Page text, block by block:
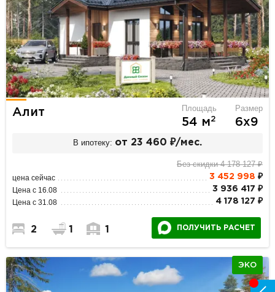
Алит Площадь
54 м2
Размер
6х9
В ипотеку: от 23 460 ₽/мес.
Без скидки 4 178 127 ₽
цена сейчас 3 452 998 ₽
Цена с 16.08 3 936 417 ₽
Цена с 31.08 4 178 127 ₽
2 1 1 ПОЛУЧИТЬ РАСЧЕТ
ЭКО